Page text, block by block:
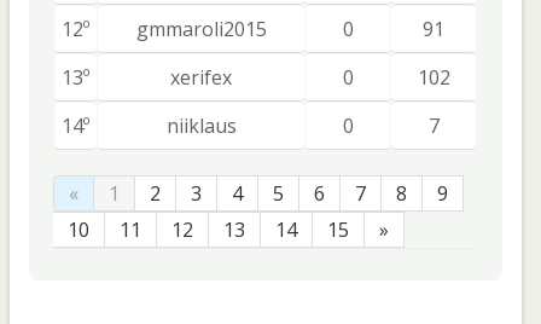
12º
gmmaroli2015 0
91
13º
xerifex 0
102
14º
niiklaus 0 7
« 1 2 3 4 5 6 7 8
9
10
11 12 13 14 15 »